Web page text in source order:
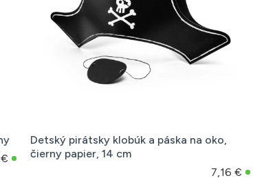
Detský pirátsky klobúk a páska na oko,
čierny papier, 14 cm
7,16 €